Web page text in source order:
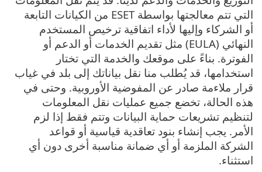
التي تتم معالجتها بواسطة ESET من الكيانات التابعة
أو الشركاء وإليها لأداء اتفاقية ترخيص المستخدم
النهائي (EULA) مثل تقديم الخدمات أو الدعم أو
الفوترة. بناءً على موقعك والخدمة التي تختار
استخدامها، قد يُطلب منا نقل بياناتك إلى بلد في غياب
قرار ملاءمة صادر عن المفوضية الأوروبية. وحتى في
هذه الحالة، تخضع جميع عمليات نقل المعلومات
لتنظيم تشريعات حماية البيانات وتتم فقط إذا لزم
الأمر. يجب إنشاء بنود تعاقدية قياسية أو قواعد
الشركة الملزمة أو أي ضمانة مناسبة أخرى دون أي
استثناء.